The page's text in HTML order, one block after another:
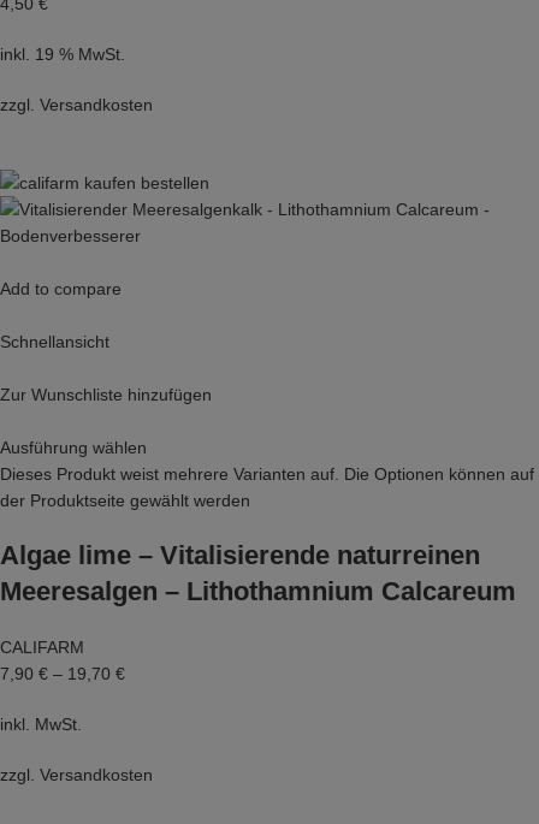
inkl. 19 % MwSt.
zzgl. Versandkosten
Add to compare
Schnellansicht
Zur Wunschliste hinzufügen
Ausführung wählen
Dieses Produkt weist mehrere Varianten auf. Die Optionen können auf
der Produktseite gewählt werden
Algae lime – Vitalisierende naturreinen
Meeresalgen – Lithothamnium Calcareum
CALIFARM
7,90 € – 19,70 €
inkl. MwSt.
zzgl. Versandkosten